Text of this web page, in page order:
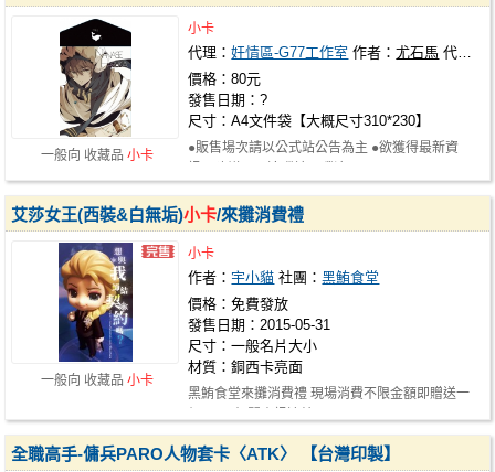
一般向 收藏品 小卡
小卡
代理：奸情區-G77工作室 作者：尤石馬 代理社團：
價格：80元
發售日期：?
尺寸：A4文件袋【大概尺寸310*230】
●販售場次請以公式站公告為主 ●欲獲得最新資
一般向 收藏品 小卡
艾莎女王(西裝&白無垢)小卡/來攤消費禮
小卡
作者： 宇小貓 社團：黑鮪食堂
價格：免費發放
發售日期：2015-05-31
尺寸：一般名片大小
材質：銅西卡亮面
黑鮪食堂來攤消費禮 現場消費不限金額即贈送一
全職高手-傭兵PARO人物套卡〈ATK〉 【台灣印製】